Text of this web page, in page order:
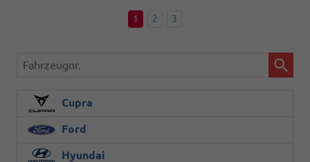
1 2 3
Fahrzeugnr.
Cupra
Ford
Hyundai